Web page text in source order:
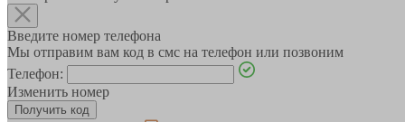
Введите номер телефона
Мы отправим вам код в смс на телефон или позвоним
Телефон:
Изменить номер